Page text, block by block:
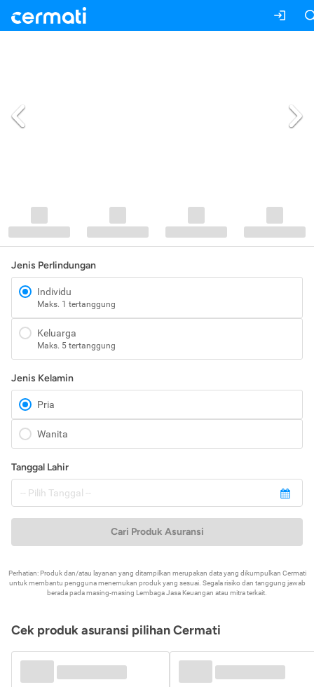
Jenis Perlindungan
Individu
Maks. 1 tertanggung
Keluarga
Maks. 5 tertanggung
Jenis Kelamin
Pria
Wanita
Tanggal Lahir
Cari Produk Asuransi
Perhatian: Produk dan/atau layanan yang ditampilkan merupakan data yang dikumpulkan Cermati
untuk membantu pengguna menemukan produk yang sesuai. Segala risiko dan tanggung jawab
berada pada masing-masing Lembaga Jasa Keuangan atau mitra terkait.
Cek produk asuransi pilihan Cermati